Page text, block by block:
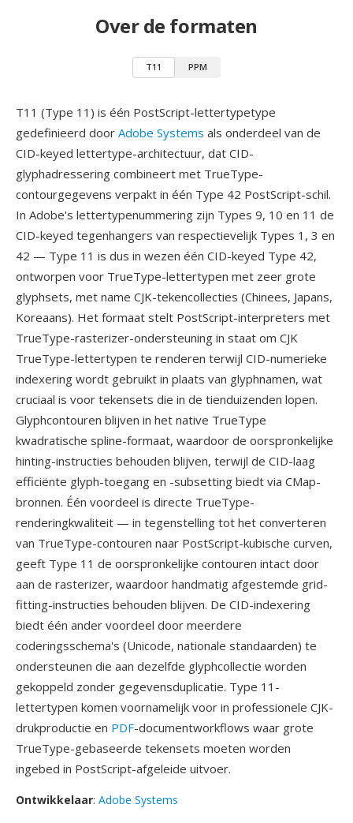
Over de formaten
T11 PPM
T11 (Type 11) is één PostScript-lettertypetype
gedefinieerd door Adobe Systems als onderdeel van de
CID-keyed lettertype-architectuur, dat CID-
glyphadressering combineert met TrueType-
contourgegevens verpakt in één Type 42 PostScript-schil.
In Adobe's lettertypenummering zijn Types 9, 10 en 11 de
CID-keyed tegenhangers van respectievelijk Types 1, 3 en
42 — Type 11 is dus in wezen één CID-keyed Type 42,
ontworpen voor TrueType-lettertypen met zeer grote
glyphsets, met name CJK-tekencollecties (Chinees, Japans,
Koreaans). Het formaat stelt PostScript-interpreters met
TrueType-rasterizer-ondersteuning in staat om CJK
TrueType-lettertypen te renderen terwijl CID-numerieke
indexering wordt gebruikt in plaats van glyphnamen, wat
cruciaal is voor tekensets die in de tienduizenden lopen.
Glyphcontouren blijven in het native TrueType
kwadratische spline-formaat, waardoor de oorspronkelijke
hinting-instructies behouden blijven, terwijl de CID-laag
efficiënte glyph-toegang en -subsetting biedt via CMap-
bronnen. Één voordeel is directe TrueType-
renderingkwaliteit — in tegenstelling tot het converteren
van TrueType-contouren naar PostScript-kubische curven,
geeft Type 11 de oorspronkelijke contouren intact door
aan de rasterizer, waardoor handmatig afgestemde grid-
fitting-instructies behouden blijven. De CID-indexering
biedt één ander voordeel door meerdere
coderingsschema's (Unicode, nationale standaarden) te
ondersteunen die aan dezelfde glyphcollectie worden
gekoppeld zonder gegevensduplicatie. Type 11-
lettertypen komen voornamelijk voor in professionele CJK-
drukproductie en PDF-documentworkflows waar grote
TrueType-gebaseerde tekensets moeten worden
ingebed in PostScript-afgeleide uitvoer.
Ontwikkelaar: Adobe Systems